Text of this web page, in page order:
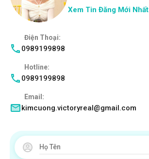
Xem Tin Đăng Mới Nhất
Điện Thoại:
0989199898
Hotline:
0989199898
Email:
kimcuong.victoryreal@gmail.com